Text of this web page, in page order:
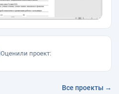
Оценили проект:
Все проекты →